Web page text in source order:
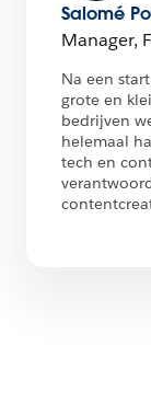
Salomé
Manager,
Na een
grote en
bedrijven
helemaal
tech en